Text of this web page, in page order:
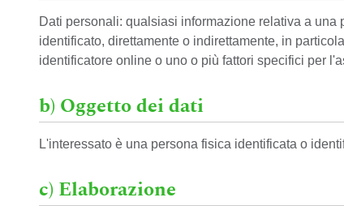
Dati personali: qualsiasi informazione relativa a
identificato, direttamente o indirettamente, in
identificatore online o uno o più fattori specifici per
b) Oggetto dei dati
L'interessato è una persona fisica identificata o
c) Elaborazione